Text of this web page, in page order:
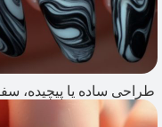
طراحی ساده یا